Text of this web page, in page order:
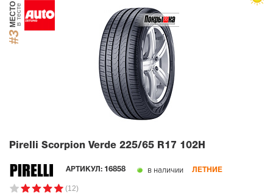
#3
МЕСТОв тесте
Pirelli Scorpion Verde 225/65 R17 102H
АРТИКУЛ: 16858 в наличии ЛЕТНИЕ
(12)